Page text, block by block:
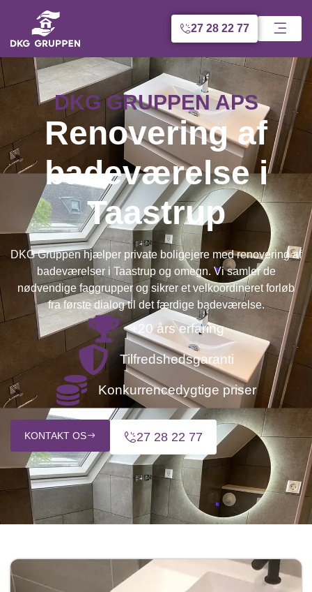
27 28 22 77
DKG GRUPPEN APS
Renovering af
badeværelse i
Taastrup
DKG Gruppen hjælper private boligejere med renovering af
badeværelser i Taastrup og omegn. Vi samler de
nødvendige faggrupper og sikrer et velkoordineret forløb
fra første dialog til det færdige badeværelse.
+20 års erfaring
Tilfredshedsgaranti
Konkurrencedygtige priser
KONTAKT OS 27 28 22 77